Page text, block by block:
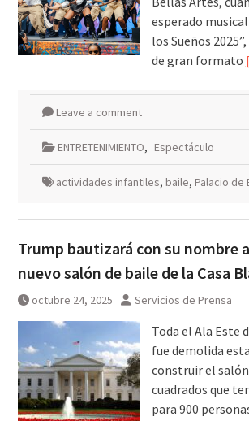
esperado
los Sueños
de gran formato
Leave a comment
ENTRETENIMIENTO, Espectáculo
actividades infantiles, baile, Palacio de
Trump bautizará con su nombre
nuevo salón de baile de la Casa
octubre 24, 2025 Servicios de Prensa
Toda el Ala Este
fue demolida
construir el
cuadrados que
para 900